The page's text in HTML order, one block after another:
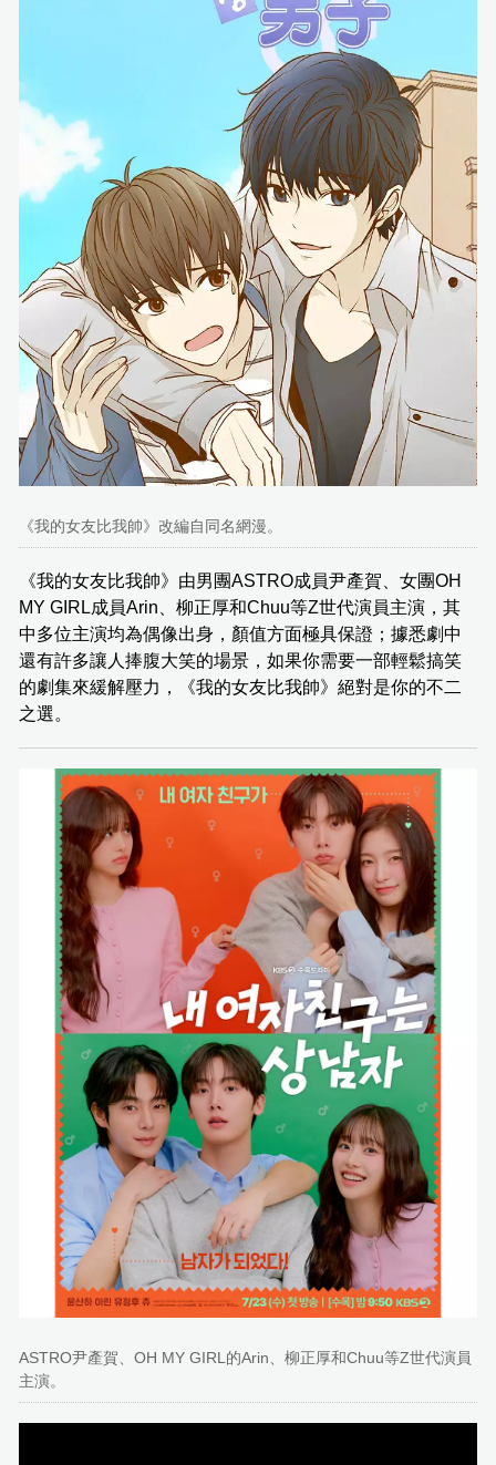
《我的女友比我帥》改編自同名網漫。
《我的女友比我帥》由男團ASTRO成員尹產賀、女團OH
MY GIRL成員Arin、柳正厚和Chuu等Z世代演員主演，其
中多位主演均為偶像出身，顏值方面極具保證；據悉劇中
還有許多讓人捧腹大笑的場景，如果你需要一部輕鬆搞笑
的劇集來緩解壓力，《我的女友比我帥》絕對是你的不二
之選。
ASTRO尹產賀、OH MY GIRL的Arin、柳正厚和Chuu等Z世代演員
主演。